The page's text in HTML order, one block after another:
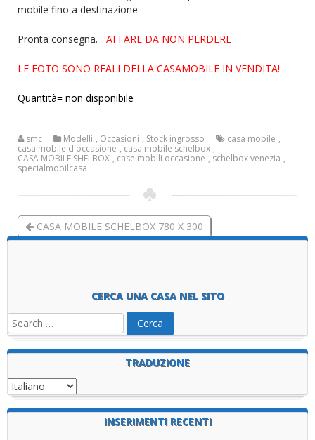
mobile fino a destinazione
Pronta consegna. AFFARE DA NON PERDERE
LE FOTO SONO REALI DELLA CASAMOBILE IN VENDITA!
Quantità= non disponibile
smc Modelli , Occasioni , Stock ingrosso casa mobile ,
casa mobile d'occasione , casa mobile schelbox ,
CASA MOBILE SHELBOX , case mobili occasione , schelbox venezia ,
specialmobilcasa
CASA MOBILE SCHELBOX 780 X 300
CERCA UNA CASA NEL SITO
TRADUZIONE
INSERIMENTI RECENTI